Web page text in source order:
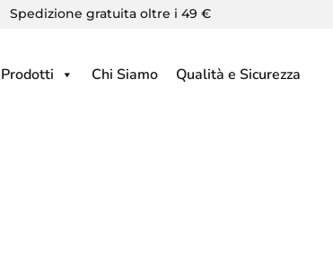
Spedizione gratuita oltre i 49 €
Prodotti Chi Siamo Qualità e Sicurezza